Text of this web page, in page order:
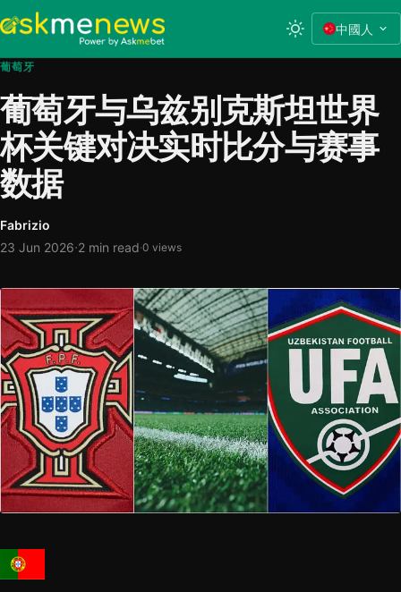
中國人
葡萄牙
葡萄牙与乌兹别克斯坦世界
杯关键对决实时比分与赛事
数据
Fabrizio
23 Jun 2026·2 min read·0 views